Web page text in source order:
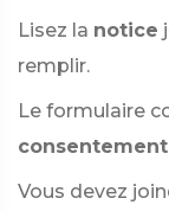
Lisez la notice
remplir.
Le formulaire
consentement
Vous devez